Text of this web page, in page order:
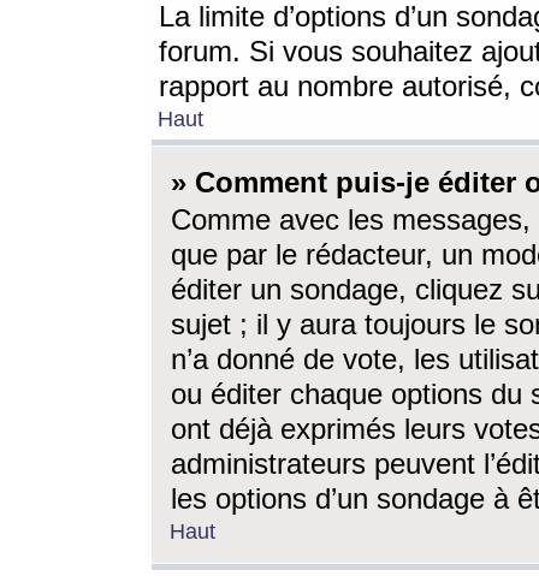
La limite d’options d’un
forum. Si vous souhaitez
rapport au nombre autorisé,
Haut
» Comment puis-je éditer
Comme avec les
que par le rédacteur, un
éditer un sondage, cliquez
sujet ; il y aura toujours le
n’a donné de vote, les
ou éditer chaque options du
ont déjà exprimés leurs
administrateurs peuvent
les options d’un sondage à
Haut